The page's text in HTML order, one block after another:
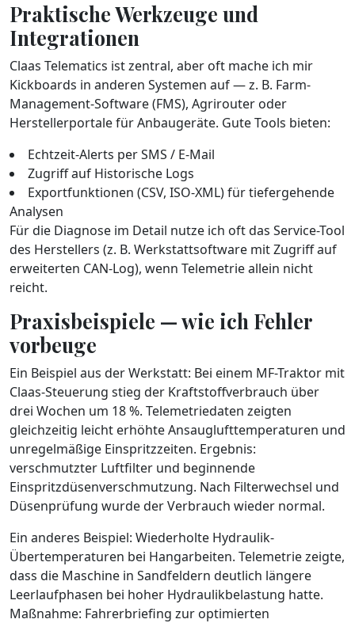
Praktische Werkzeuge und
Integrationen
Claas Telematics ist zentral, aber oft mache ich mir
Kickboards in anderen Systemen auf — z. B. Farm-
Management-Software (FMS), Agrirouter oder
Herstellerportale für Anbaugeräte. Gute Tools bieten:
Echtzeit-Alerts per SMS / E-Mail
Zugriff auf Historische Logs
Exportfunktionen (CSV, ISO-XML) für tiefergehende
Analysen
Für die Diagnose im Detail nutze ich oft das Service-Tool
des Herstellers (z. B. Werkstattsoftware mit Zugriff auf
erweiterten CAN-Log), wenn Telemetrie allein nicht
reicht.
Praxisbeispiele — wie ich Fehler
vorbeuge
Ein Beispiel aus der Werkstatt: Bei einem MF-Traktor mit
Claas-Steuerung stieg der Kraftstoffverbrauch über
drei Wochen um 18 %. Telemetriedaten zeigten
gleichzeitig leicht erhöhte Ansauglufttemperaturen und
unregelmäßige Einspritzzeiten. Ergebnis:
verschmutzter Luftfilter und beginnende
Einspritzdüsenverschmutzung. Nach Filterwechsel und
Düsenprüfung wurde der Verbrauch wieder normal.
Ein anderes Beispiel: Wiederholte Hydraulik-
Übertemperaturen bei Hangarbeiten. Telemetrie zeigte,
dass die Maschine in Sandfeldern deutlich längere
Leerlaufphasen bei hoher Hydraulikbelastung hatte.
Maßnahme: Fahrerbriefing zur optimierten